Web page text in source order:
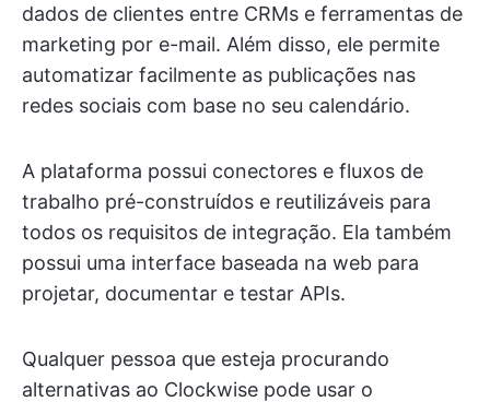
dados de clientes entre CRMs e ferramentas de
marketing por e-mail. Além disso, ele permite
automatizar facilmente as publicações nas
redes sociais com base no seu calendário.
A plataforma possui conectores e fluxos de
trabalho pré-construídos e reutilizáveis para
todos os requisitos de integração. Ela também
possui uma interface baseada na web para
projetar, documentar e testar APIs.
Qualquer pessoa que esteja procurando
alternativas ao Clockwise pode usar o